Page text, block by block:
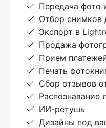
Передача фото
Отбор снимков
Экспорт в
Продажа
Прием
Печать
Сбор отзывов
Распознавание
ИИ-ретушь
Дизайны под